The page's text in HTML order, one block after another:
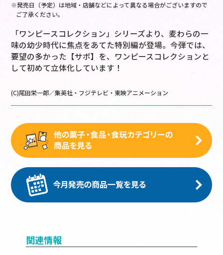
※発売日（予定）は地域・店舗などによって異なる場合がございますので
ご了承ください。
「ワンピースコレクション」シリーズより、麦わらの一
味の幼少時代に焦点をあてた特別編が登場。今弾では、
要望の多かった【サボ】を、ワンピースコレクションと
して初めて立体化しています！
(C)尾田栄一郎／集英社・フジテレビ・東映アニメーション
関連情報